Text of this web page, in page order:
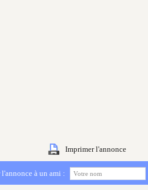
Imprimer l'annonce
à un ami :